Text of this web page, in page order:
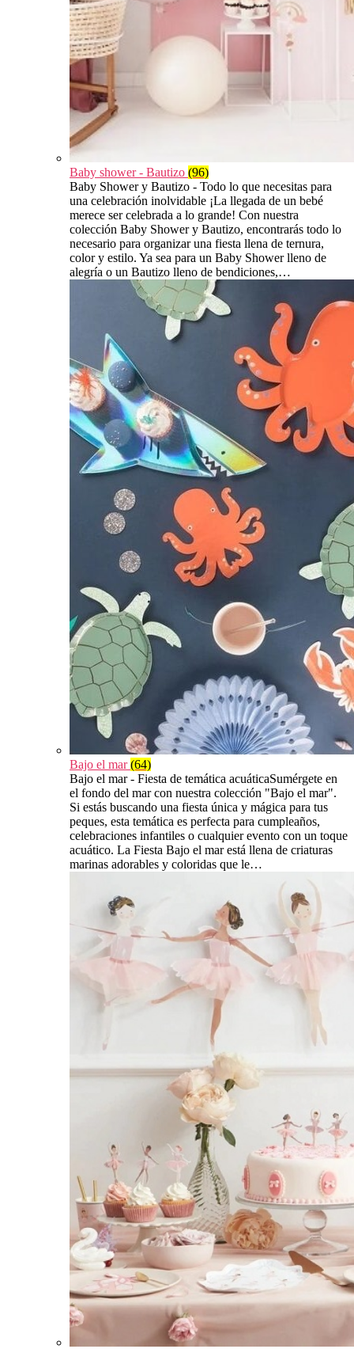
Baby shower - Bautizo (96)
Baby Shower y Bautizo - Todo lo que necesitas para
una celebración inolvidable ¡La llegada de un bebé
merece ser celebrada a lo grande! Con nuestra
colección Baby Shower y Bautizo, encontrarás todo lo
necesario para organizar una fiesta llena de ternura,
color y estilo. Ya sea para un Baby Shower lleno de
alegría o un Bautizo lleno de bendiciones,…
Bajo el mar(64)
Bajo el mar - Fiesta de temática acuáticaSumérgete en
el fondo del mar con nuestra colección "Bajo el mar".
Si estás buscando una fiesta única y mágica para tus
peques, esta temática es perfecta para cumpleaños,
celebraciones infantiles o cualquier evento con un toque
acuático. La Fiesta Bajo el mar está llena de criaturas
marinas adorables y coloridas que le…